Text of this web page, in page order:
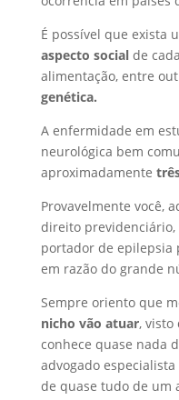
É possível que exista
aspecto socialde
alimentação, entre
genética.
A enfermidade em
neurológica bem
aproximadamente
Provavelmente você,
direito
portador de epilepsia
em razão do grande
Sempre oriento que
nicho vão atuar, visto
conhece quase nada
advogado
de quase tudo de um